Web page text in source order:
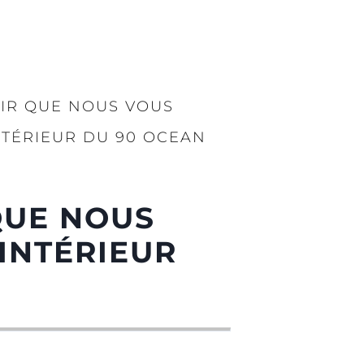
QUE NOUS VOUS
DU 90 OCEAN
NOUS